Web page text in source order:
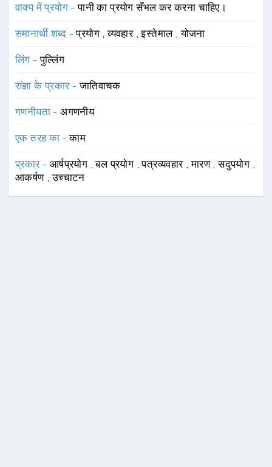
वाक्य में प्रयोग -पानी का प्रयोग सँभल कर करना चाहिए।
समानार्थी शब्द -प्रयोग ,व्यवहार ,इस्तेमाल ,योजना
लिंग -पुल्लिंग
संज्ञा के प्रकार -जातिवाचक
गणनीयता -अगणनीय
एक तरह का -काम
प्रकार - आर्षप्रयोग ,बल प्रयोग ,पत्रव्यवहार ,मारण ,सदुपयोग
आकर्षण ,उच्चाटन